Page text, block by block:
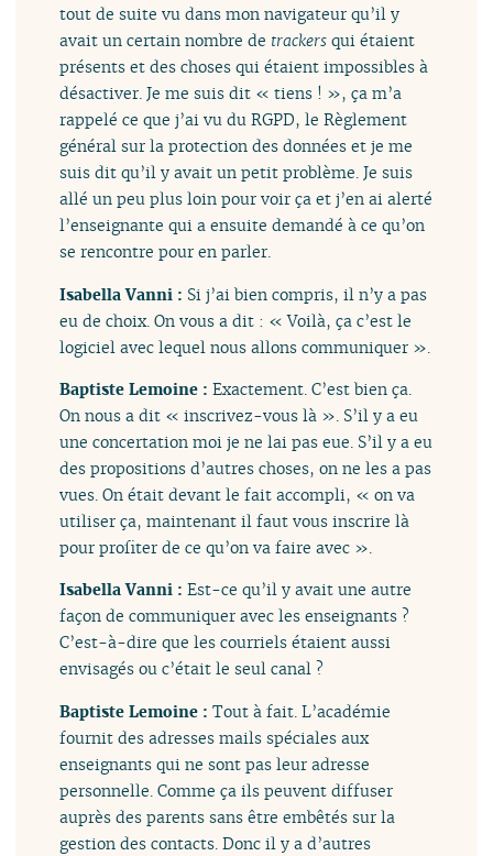
tout de suite vu dans mon navigateur qu’il y
avait un certain nombre de trackers qui étaient
présents et des choses qui étaient impossibles à
désactiver. Je me suis dit « tiens ! », ça m’a
rappelé ce que j’ai vu du RGPD, le Règlement
général sur la protection des données et je me
suis dit qu’il y avait un petit problème. Je suis
allé un peu plus loin pour voir ça et j’en ai alerté
l’enseignante qui a ensuite demandé à ce qu’on
se rencontre pour en parler.
Isabella Vanni : Si j’ai bien compris, il n’y a pas
eu de choix. On vous a dit : « Voilà, ça c’est le
logiciel avec lequel nous allons communiquer ».
Baptiste Lemoine :Exactement. C’est bien ça.
On nous a dit « inscrivez-vous là ». S’il y a eu
une concertation moi je ne lai pas eue. S’il y a eu
des propositions d’autres choses, on ne les a pas
vues. On était devant le fait accompli, « on va
utiliser ça, maintenant il faut vous inscrire là
pour profiter de ce qu’on va faire avec ».
Isabella Vanni :Est-ce qu’il y avait une autre
façon de communiquer avec les enseignants ?
C’est-à-dire que les courriels étaient aussi
envisagés ou c’était le seul canal ?
Baptiste Lemoine :Tout à fait. L’académie
fournit des adresses mails spéciales aux
enseignants qui ne sont pas leur adresse
personnelle. Comme ça ils peuvent diffuser
auprès des parents sans être embêtés sur la
gestion des contacts. Donc il y a d’autres